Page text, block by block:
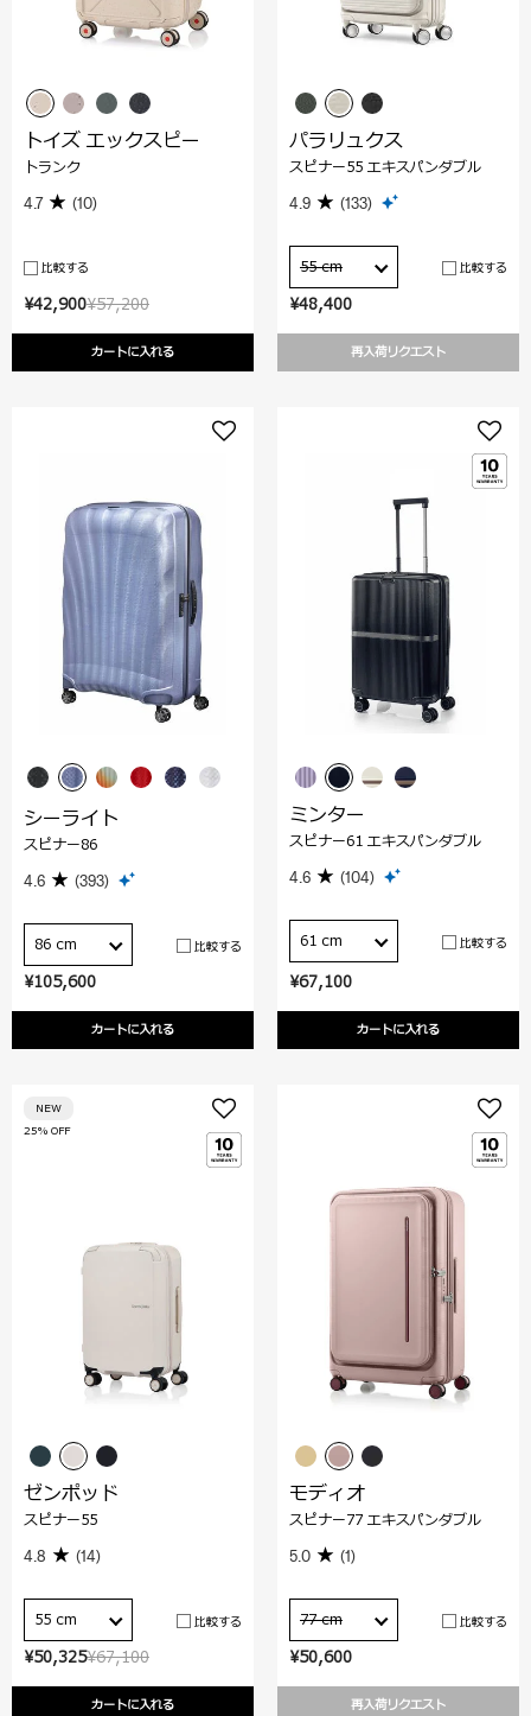
¥57,200
¥42,900
カートに入れる
トイズ エックスピー
トランク
4.7 (10)
比較する
¥48,400
再入荷リクエスト
パラリュクス
スピナー55 エキスパンダブル
4.9 (133)
55 cm 比較する
¥105,600
カートに入れる
シーライト
スピナー86
4.6 (393)
86 cm 比較する
¥67,100
カートに入れる
ミンター
スピナー61 エキスパンダブル
4.6 (104)
61 cm 比較する
¥67,100
¥50,325
カートに入れる
25% OFF
NEW
ゼンポッド
スピナー55
4.8 (14)
55 cm 比較する
¥50,600
再入荷リクエスト
モディオ
スピナー77 エキスパンダブル
5.0 (1)
77 cm 比較する